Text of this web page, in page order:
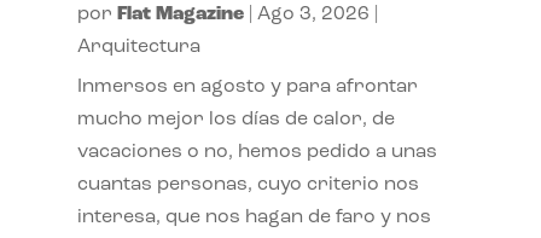
por Flat Magazine| Ago 3, 2026
Arquitectura
Inmersos en agosto y para afrontar
mucho mejor los días de calor, de
vacaciones o no, hemos pedido a unas
cuantas personas, cuyo criterio nos
interesa, que nos hagan de faro y nos